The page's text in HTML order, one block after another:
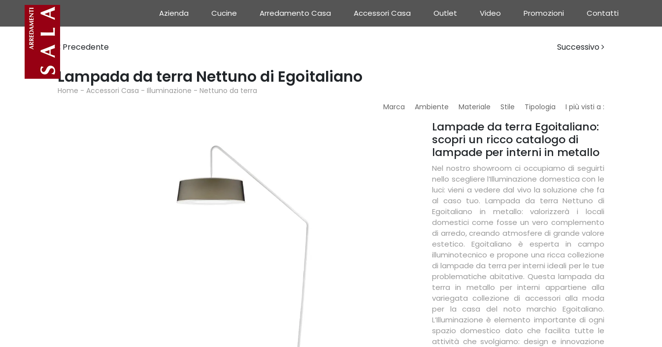
Azienda Cucine Arredamento Casa Accessori Casa Outlet Video Promozioni Contatti
Precedente Successivo
Lampada da terra Nettuno di Egoitaliano
Home - Accessori Casa - Illuminazione - Nettuno da terra
Marca
Ambiente Materiale Stile Tipologia I più visti a :
Lampade da terra Egoitaliano:
scopri un ricco catalogo di
lampade per interni in metallo
Nel nostro showroom ci occupiamo di seguirti
nello scegliere l’Illuminazione domestica con le
luci: vieni a vedere dal vivo la soluzione che fa
al caso tuo. Lampada da terra Nettuno di
Egoitaliano in metallo: valorizzerà i locali
domestici come fosse un vero complemento
di arredo, creando atmosfere di grande valore
estetico. Egoitaliano è esperta in campo
illuminotecnico e propone una ricca collezione
di lampade da terra per interni ideali per le tue
problematiche abitative. Questa lampada da
terra in metallo per interni appartiene alla
variegata collezione di accessori alla moda
per la casa del noto marchio Egoitaliano.
L’Illuminazione è elemento importante di ogni
spazio domestico dato che facilita tutte le
attività che svolgiamo: design e innovazione